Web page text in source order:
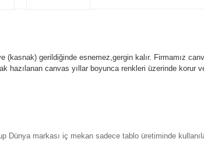
gerildiğinde esnemez,gergin kalır. Firmamız
canvas yıllar boyunca renkleri üzerinde korur
Dünya markası iç mekan sadece tablo üretiminde